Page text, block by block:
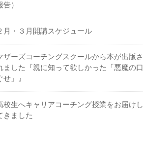
告）
月・３月開講スケジュール
ザーズコーチングスクールから本が出版さ
ました『親に知って欲しかった「悪魔の口
せ」』
校生へキャリアコーチング授業をお届けし
きました